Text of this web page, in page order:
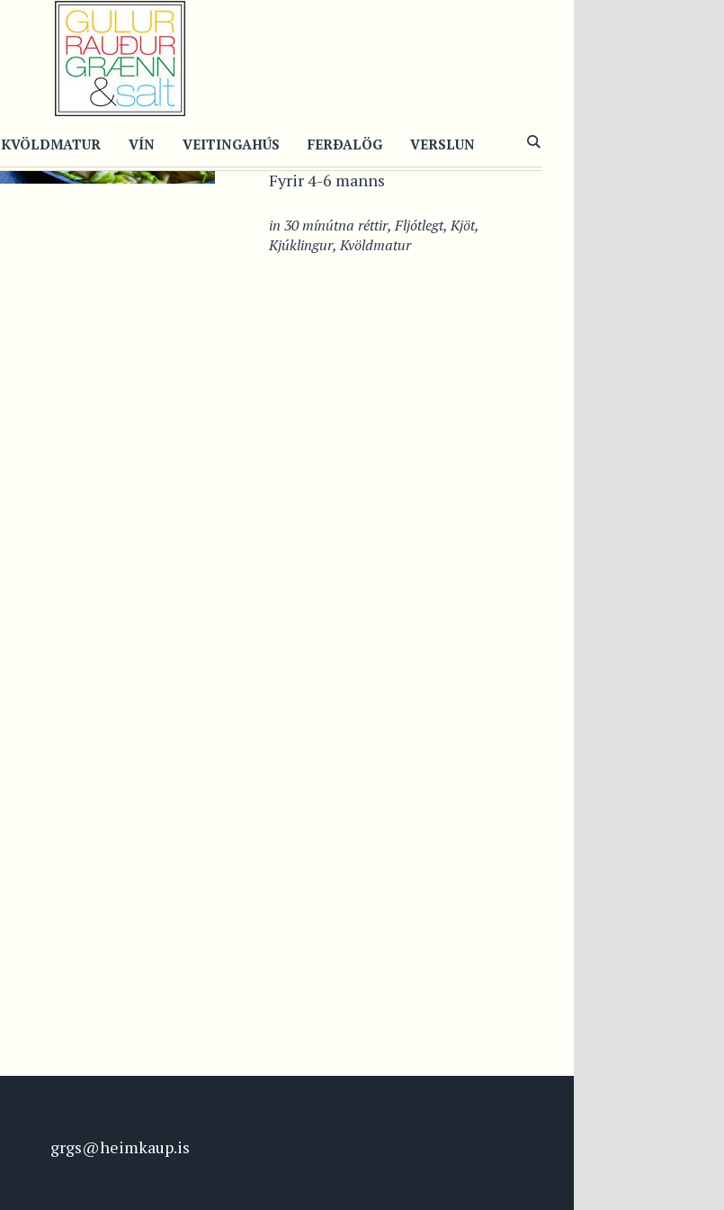
KVÖLDMATUR VÍN VEITINGAHÚS FERÐALÖG VERSLUN
PASTA
Fyrir 4-6 manns
in 30 mínútna réttir,Fljótlegt,Kjöt,
Kjúklingur,Kvöldmatur
grgs@heimkaup.is